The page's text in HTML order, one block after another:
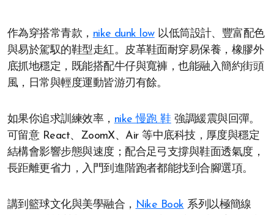
作為穿搭常青款， nike dunk low以低筒設計、豐富配色
與易於駕馭的鞋型走紅。皮革鞋面耐穿易保養，橡膠外
底抓地穩定，既能搭配牛仔與寬褲，也能融入簡約街頭
風，日常與輕度運動皆游刃有餘。
如果你追求訓練效率， nike 慢跑 鞋 強調緩震與回彈。
可留意 React、ZoomX、Air 等中底科技，厚度與穩定
結構會影響步態與速度；配合足弓支撐與鞋面透氣度，
長距離更省力，入門到進階跑者都能找到合腳選項。
講到籃球文化與美學融合， Nike Book 系列以極簡線